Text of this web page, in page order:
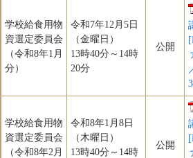
学校給食用物
資選定委員会
（令和8年1月
分）
令和7年12月5日
（金曜日）
13時40分～14時
20分
公開
学校給食用物
資選定委員会
（令和8年2月
令和8年1月8日
（木曜日）
13時40分～14時
公開